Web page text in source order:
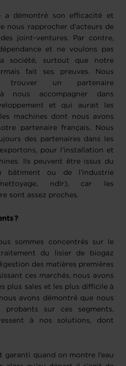
a démontré son efficacité et
nous rapprocher d’acteurs de
joint-ventures. Par contre,
et ne voulons pas
société, surtout que notre
fait ses preuves. Nous
trouver un partenaire
nous accompagner dans
et qui aurait les
machines dont nous avons
partenaire français. Nous
des partenaires dans les
pour l’installation et
Ils peuvent être issus du
bâtiment ou de l’industrie
nettoyage, ndlr), car les
sont assez proches.
?
sommes concentrés sur le
du lisier de biogaz
des matières premières
ces marchés, nous avons
plus sales et les plus difficile à
avons démontré que nous
probants sur ces segments,
à nos solutions, dont
garanti quand on montre l’eau